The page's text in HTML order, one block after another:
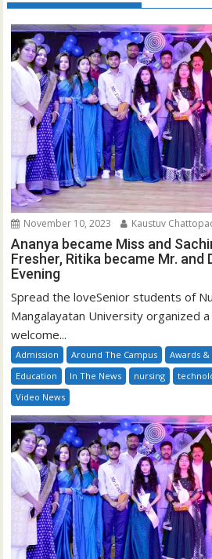
November 10, 2023 Kaustuv
Ananya became Miss and
Fresher, Ritika became Mr. and
Evening
Spread the loveSenior students of
Mangalayatan University organized
welcome...
Admission Around The Campus
Awards
Education
In The News nursing
Video News